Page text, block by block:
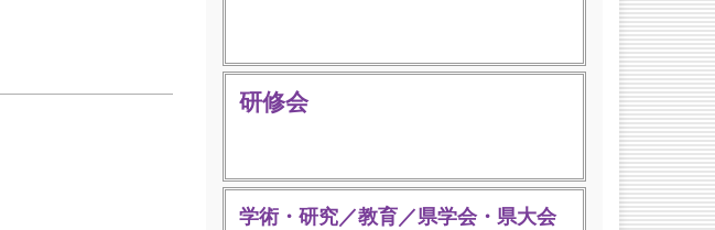
研修会
学術・研究／教育／県学会・県大会